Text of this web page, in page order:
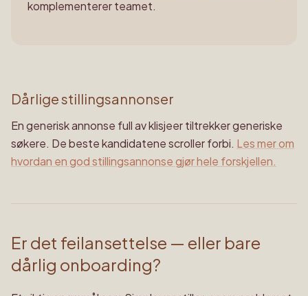
komplementerer teamet.
Dårlige stillingsannonser
En generisk annonse full av klisjeer tiltrekker generiske
søkere. De beste kandidatene scroller forbi. Les mer om
hvordan en god stillingsannonse gjør hele forskjellen.
Er det feilansettelse — eller bare
dårlig onboarding?